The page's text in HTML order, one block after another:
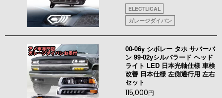
ELECTLICAL
ガレージダイバン
00-06y シボレー タホ サバーバ
ン 99-02yシルバラード ヘッド
ライト LED 日本光軸仕様 車検
改善 日本仕様 左側通行用 左右
セット
115,000円